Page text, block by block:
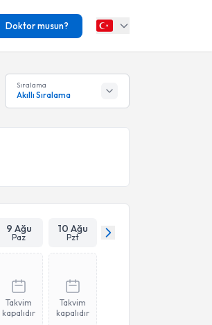
Doktor musun?
Sıralama
Akıllı Sıralama
9 Ağu
Paz
10 Ağu
Pzt
Takvim
kapalıdır
Takvim
kapalıdır